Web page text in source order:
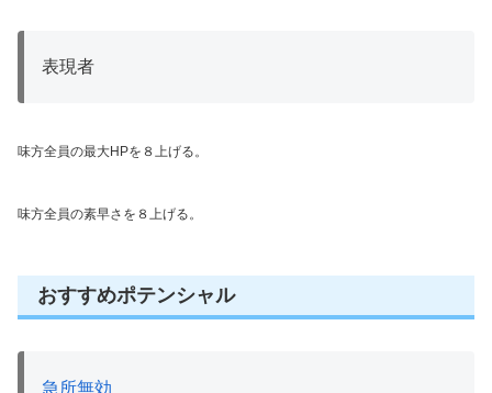
表現者
味方全員の最大HPを８上げる。
味方全員の素早さを８上げる。
おすすめポテンシャル
急所無効